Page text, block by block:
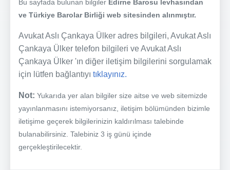
Bu sayfada bulunan bilgiler Edirne Barosu levhasından
ve Türkiye Barolar Birliği web sitesinden alınmıştır.
Avukat Aslı Çankaya Ülker adres bilgileri, Avukat Aslı
Çankaya Ülker telefon bilgileri ve Avukat Aslı
Çankaya Ülker 'ın diğer iletişim bilgilerini sorgulamak
için lütfen bağlantıyı tıklayınız.
Not: Yukarıda yer alan bilgiler size aitse ve web sitemizde
yayınlanmasını istemiyorsanız, iletişim bölümünden bizimle
iletişime geçerek bilgilerinizin kaldırılması talebinde
bulanabilirsiniz. Talebiniz 3 iş günü içinde
gerçekleştirilecektir.